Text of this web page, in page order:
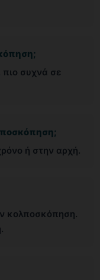
πιο συχνά σε
ή στην αρχή.
κολποσκόπηση.